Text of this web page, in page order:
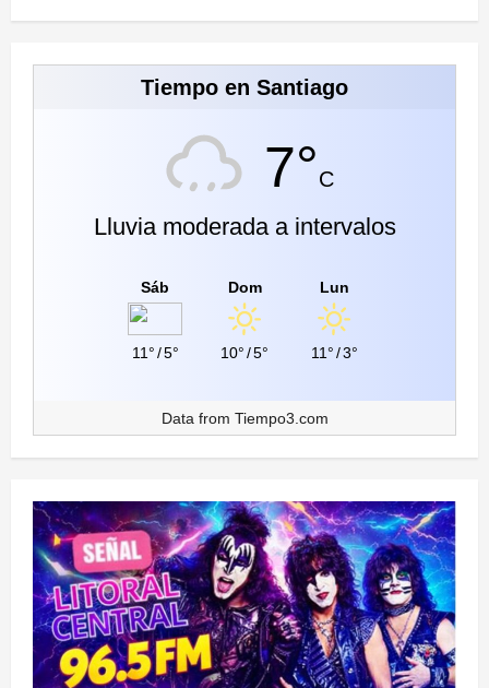
Tiempo en Santiago
7°C
Lluvia moderada a intervalos
Sáb
11°/5°
Dom
10°/5°
Lun
11°/3°
Data from Tiempo3.com